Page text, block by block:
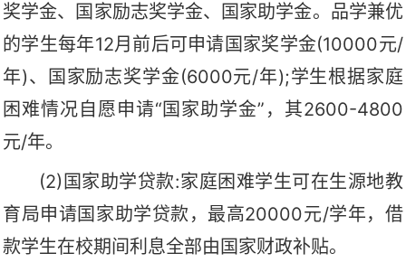
奖学金、国家励志奖学金、国家助学金。品学兼优
的学生每年12月前后可申请国家奖学金(10000元/
年)、国家励志奖学金(6000元/年);学生根据家庭
困难情况自愿申请“国家助学金”，其2600-4800
元/年。
(2)国家助学贷款:家庭困难学生可在生源地教
育局申请国家助学贷款，最高20000元/学年，借
款学生在校期间利息全部由国家财政补贴。